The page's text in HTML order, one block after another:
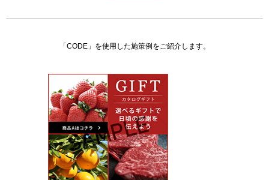
「CODE」を使用した施策例をご紹介します。